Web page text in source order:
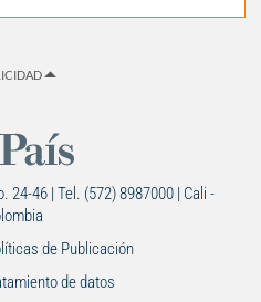
24-46 | Tel. (572) 8987000 | Cali -
de Publicación
de datos